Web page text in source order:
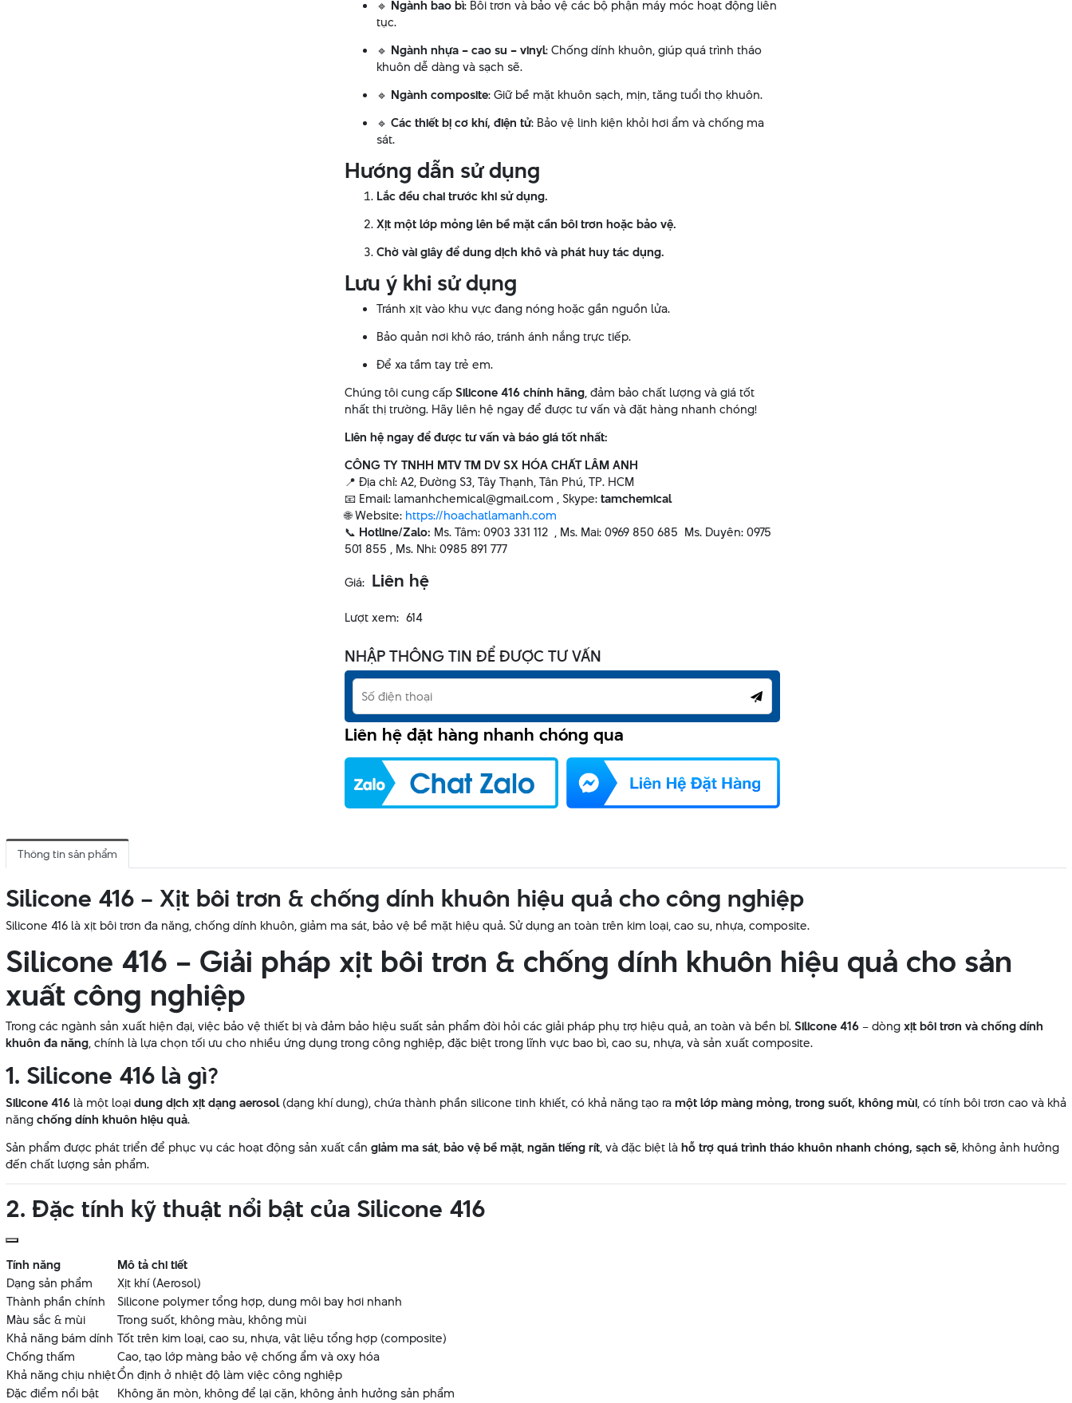
🔹 Ngành bao bì: Bôi trơn và bảo vệ các bộ phận máy móc hoạt động liên
tục.
🔹 Ngành nhựa – cao su – vinyl: Chống dính khuôn, giúp quá trình tháo
khuôn dễ dàng và sạch sẽ.
🔹 Ngành composite: Giữ bề mặt khuôn sạch, mịn, tăng tuổi thọ khuôn.
🔹 Các thiết bị cơ khí, điện tử: Bảo vệ linh kiện khỏi hơi ẩm và chống ma
sát.
Hướng dẫn sử dụng
Lắc đều chai trước khi sử dụng.
Xịt một lớp mỏng lên bề mặt cần bôi trơn hoặc bảo vệ.
Chờ vài giây để dung dịch khô và phát huy tác dụng.
Lưu ý khi sử dụng
Tránh xịt vào khu vực đang nóng hoặc gần nguồn lửa.
Bảo quản nơi khô ráo, tránh ánh nắng trực tiếp.
Để xa tầm tay trẻ em.
Chúng tôi cung cấpSilicone 416 chính hãng, đảm bảo chất lượng và giá tốt
nhất thị trường. Hãy liên hệ ngay để được tư vấn và đặt hàng nhanh chóng!
Liên hệ ngay để được tư vấn và báo giá tốt nhất:
CÔNG TY TNHH MTV TM DV SX HÓA CHẤT LÂM ANH
📍 Địa chỉ: A2, Đường S3, Tây Thạnh, Tân Phú, TP. HCM
📧 Email: lamanhchemical@gmail.com , Skype:tamchemical
🌐 Website: https://hoachatlamanh.com
📞 Hotline/Zalo: Ms. Tâm: 0903 331 112 , Ms. Mai: 0969 850 685 Ms. Duyên: 0975
501 855 , Ms. Nhi: 0985 891 777
Giá: Liên hệ
Lượt xem: 614
NHẬP THÔNG TIN ĐỂ ĐƯỢC TƯ VẤN
Liên hệ đặt hàng nhanh chóng qua
Thông tin sản phẩm
Silicone 416 – Xịt bôi trơn & chống dính khuôn hiệu quả cho công nghiệp
Silicone 416 là xịt bôi trơn đa năng, chống dính khuôn, giảm ma sát, bảo vệ bề mặt hiệu quả. Sử dụng an toàn trên kim loại, cao su, nhựa, composite.
Silicone 416 – Giải pháp xịt bôi trơn & chống dính khuôn hiệu quả cho sản
xuất công nghiệp
Trong các ngành sản xuất hiện đại, việc bảo vệ thiết bị và đảm bảo hiệu suất sản phẩm đòi hỏi các giải pháp phụ trợ hiệu quả, an toàn và bền bỉ.Silicone 416– dòngxịt bôi trơn và chống dính
khuôn đa năng, chính là lựa chọn tối ưu cho nhiều ứng dụng trong công nghiệp, đặc biệt trong lĩnh vực bao bì, cao su, nhựa, và sản xuất composite.
1. Silicone 416 là gì?
Silicone 416 là một loạidung dịch xịt dạng aerosol(dạng khí dung), chứa thành phần silicone tinh khiết, có khả năng tạo ramột lớp màng mỏng, trong suốt, không mùi, có tính bôi trơn cao và khả
năngchống dính khuôn hiệu quả.
Sản phẩm được phát triển để phục vụ các hoạt động sản xuất cần giảm ma sát,bảo vệ bề mặt,ngăn tiếng rít, và đặc biệt làhỗ trợ quá trình tháo khuôn nhanh chóng, sạch sẽ, không ảnh hưởng
đến chất lượng sản phẩm.
2. Đặc tính kỹ thuật nổi bật của Silicone 416
Tính năng
Mô tả chi tiết
Dạng sản phẩm
Xịt khí (Aerosol)
Thành phần chính
Silicone polymer tổng hợp, dung môi bay hơi nhanh
Màu sắc & mùi
Trong suốt, không màu, không mùi
Khả năng bám dính Tốt trên kim loại, cao su, nhựa, vật liệu tổng hợp (composite)
Chống thấm
Cao, tạo lớp màng bảo vệ chống ẩm và oxy hóa
Khả năng chịu nhiệtỔn định ở nhiệt độ làm việc công nghiệp
Đặc điểm nổi bật
Không ăn mòn, không để lại cặn, không ảnh hưởng sản phẩm